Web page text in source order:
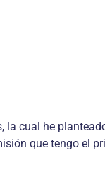
cual he
que tengo el